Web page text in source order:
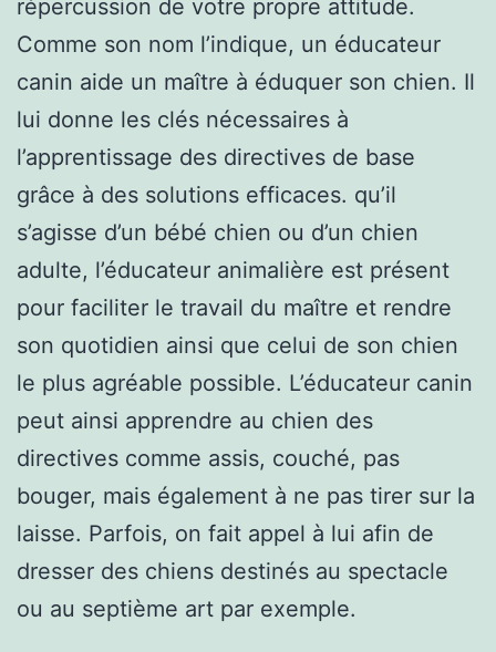
répercussion de votre propre attitude.
Comme son nom l’indique, un éducateur
canin aide un maître à éduquer son chien. Il
lui donne les clés nécessaires à
l’apprentissage des directives de base
grâce à des solutions efficaces. qu’il
s’agisse d’un bébé chien ou d’un chien
adulte, l’éducateur animalière est présent
pour faciliter le travail du maître et rendre
son quotidien ainsi que celui de son chien
le plus agréable possible. L’éducateur canin
peut ainsi apprendre au chien des
directives comme assis, couché, pas
bouger, mais également à ne pas tirer sur la
laisse. Parfois, on fait appel à lui afin de
dresser des chiens destinés au spectacle
ou au septième art par exemple.